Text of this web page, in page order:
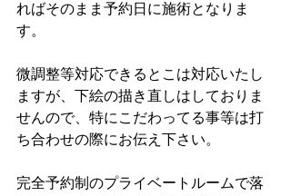
ればそのまま予約日に施術となりま
す。
微調整等対応できるとこは対応いたし
ますが、下絵の描き直しはしておりま
せんので、特にこだわってる事等は打
ち合わせの際にお伝え下さい。
完全予約制のプライベートルームで落